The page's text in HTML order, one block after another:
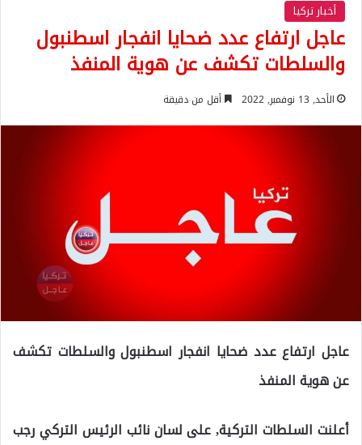
أخبار تركيا
عاجل ارتفاع عدد ضحايا انفجار اسطنبول
والسلطات تكشف عن هوية المنفذ
الأحد, 13 نوفمبر, 2022 أقل من دقيقة
عاجل ارتفاع عدد ضحايا انفجار اسطنبول والسلطات تكشف
عن هوية المنفذ
أعلنت السلطات التركية, على لسان نائب الرئيس التركي رجب